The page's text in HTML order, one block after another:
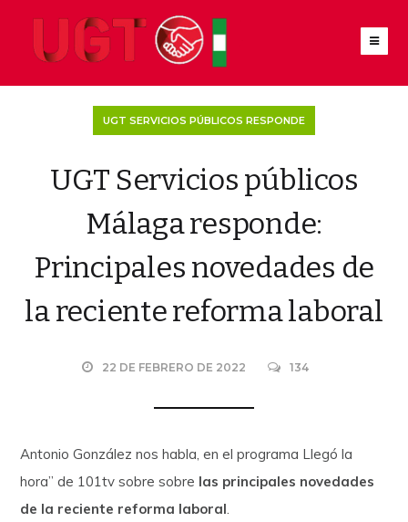
UGT SERVICIOS PÚBLICOS RESPONDE
UGT Servicios públicos
Málaga responde:
Principales novedades de
la reciente reforma laboral
22 DE FEBRERO DE 2022 134
Antonio González nos habla, en el programa Llegó la
hora” de 101tv sobre sobre las principales novedades
de la reciente reforma laboral.